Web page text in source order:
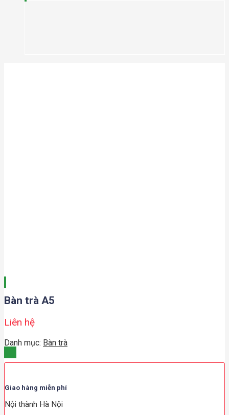
Bàn trà A5
Liên hệ
Danh mục: Bàn trà
Giao hàng miễn phí
Nội thành Hà Nội